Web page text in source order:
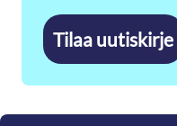
Tilaa uutiskirje